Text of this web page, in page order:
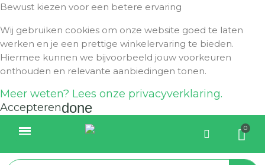
Bewust kiezen voor een betere ervaring
Wij gebruiken cookies om onze website goed te laten
werken en je een prettige winkelervaring te bieden.
Hiermee kunnen we bijvoorbeeld jouw voorkeuren
onthouden en relevante aanbiedingen tonen.
Meer weten? Lees onze privacyverklaring.
Accepterendone